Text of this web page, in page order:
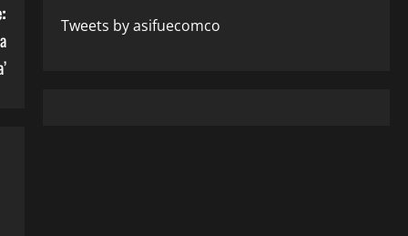
Tweets by asifuecomco